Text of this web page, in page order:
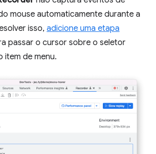
mouse automaticamente durante a
isso, adicione uma etapa
passar o cursor sobre o seletor
item de menu.